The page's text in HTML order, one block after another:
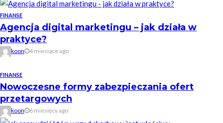
FINANSE
Agencja digital marketingu – jak działa w
praktyce?
koon 4 miesiące ago
FINANSE
Nowoczesne formy zabezpieczania ofert
przetargowych
koon 6 miesięcy ago